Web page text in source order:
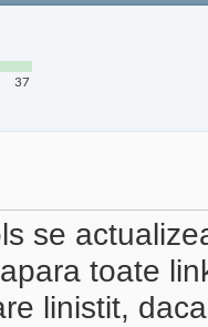
37
se
toate
linistit,